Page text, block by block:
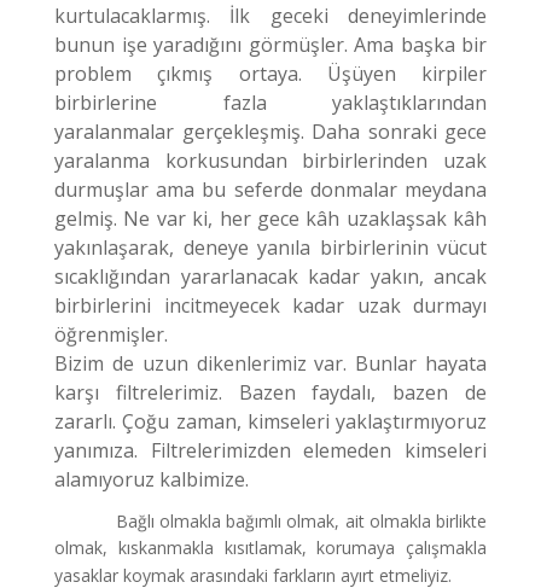
kurtulacaklarmış. İlk geceki deneyimlerinde
bunun işe yaradığını görmüşler. Ama başka bir
problem çıkmış ortaya. Üşüyen kirpiler
birbirlerine fazla yaklaştıklarından
yaralanmalar gerçekleşmiş. Daha sonraki gece
yaralanma korkusundan birbirlerinden uzak
durmuşlar ama bu seferde donmalar meydana
gelmiş. Ne var ki, her gece kâh uzaklaşsak kâh
yakınlaşarak, deneye yanıla birbirlerinin vücut
sıcaklığından yararlanacak kadar yakın, ancak
birbirlerini incitmeyecek kadar uzak durmayı
öğrenmişler.
Bizim de uzun dikenlerimiz var. Bunlar hayata
karşı filtrelerimiz. Bazen faydalı, bazen de
zararlı. Çoğu zaman, kimseleri yaklaştırmıyoruz
yanımıza. Filtrelerimizden elemeden kimseleri
alamıyoruz kalbimize.
Bağlı olmakla bağımlı olmak, ait olmakla birlikte
olmak, kıskanmakla kısıtlamak, korumaya çalışmakla
yasaklar koymak arasındaki farkların ayırt etmeliyiz.